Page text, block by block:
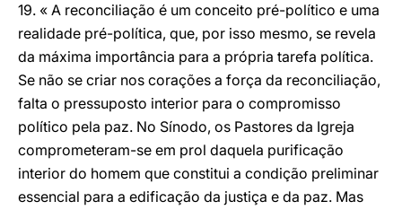
19. « A reconciliação é um conceito pré-político e uma
realidade pré-política, que, por isso mesmo, se revela
da máxima importância para a própria tarefa política.
Se não se criar nos corações a força da reconciliação,
falta o pressuposto interior para o compromisso
político pela paz. No Sínodo, os Pastores da Igreja
comprometeram-se em prol daquela purificação
interior do homem que constitui a condição preliminar
essencial para a edificação da justiça e da paz. Mas